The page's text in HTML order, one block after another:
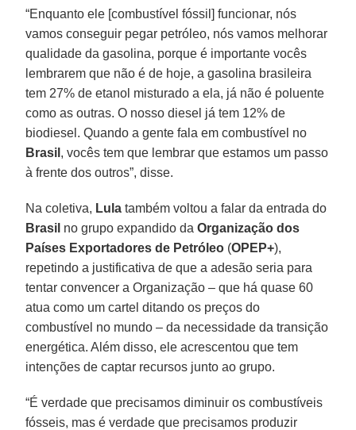
“Enquanto ele [combustível fóssil] funcionar, nós
vamos conseguir pegar petróleo, nós vamos melhorar
qualidade da gasolina, porque é importante vocês
lembrarem que não é de hoje, a gasolina brasileira
tem 27% de etanol misturado a ela, já não é poluente
como as outras. O nosso diesel já tem 12% de
biodiesel. Quando a gente fala em combustível no
Brasil , vocês tem que lembrar que estamos um passo
à frente dos outros”, disse.
Na coletiva, Lula também voltou a falar da entrada do
Brasil no grupo expandido daOrganização dos
Países Exportadores de Petróleo (OPEP+),
repetindo a justificativa de que a adesão seria para
tentar convencer a Organização – que há quase 60
atua como um cartel ditando os preços do
combustível no mundo – da necessidade da transição
energética. Além disso, ele acrescentou que tem
intenções de captar recursos junto ao grupo.
“É verdade que precisamos diminuir os combustíveis
fósseis, mas é verdade que precisamos produzir